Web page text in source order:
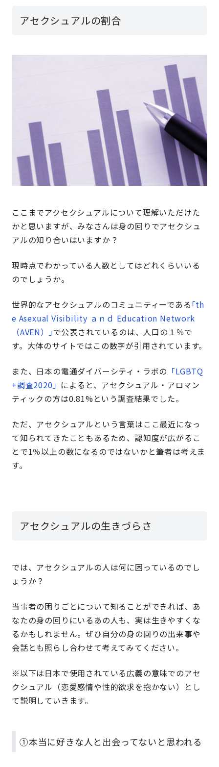
アセクシュアルの割合
ここまでアクセクシュアルについて理解いただけた
かと思いますが、みなさんは身の回りでアセクシュ
アルの知り合いはいますか？
現時点でわかっている人数としてはどれくらいいる
のでしょうか。
世界的なアセクシュアルのコミュニティーである ｢th
e Asexual Visibility ａｎｄ Education Network
（AVEN）｣で公表されているのは、人口の１％で
す。大体のサイトではこの数字が引用されています。
また、日本の電通ダイバーシティ・ラボの 「LGBTQ
+調査2020」 によると、アセクシュアル・アロマン
ティックの方は0.81%という調査結果でした。
ただ、アセクシュアルという言葉はここ最近になっ
て知られてきたこともあるため、認知度が広がるこ
とで1％以上の数になるのではないかと筆者は考えま
す。
アセクシュアルの生きづらさ
では、アセクシュアルの人は何に困っているのでし
ょうか？
当事者の困りごとについて知ることができれば、あ
なたの身の回りにいるあの人も、実は生きやすくな
るかもしれません。ぜひ自分の身の回りの出来事や
会話とも照らし合わせて考えてみてください。
※以下は日本で使用されている広義の意味でのアセ
クシュアル（恋愛感情や性的欲求を抱かない）とし
て説明していきます。
①本当に好きな人と出会ってないと思われる